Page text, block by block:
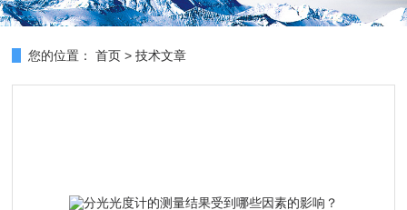
您的位置： 首页 >技术文章